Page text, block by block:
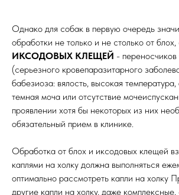
Однако для собак в первую очередь
обработки не только и не столько от блох,
ИКСОДОВЫХ КЛЕЩЕЙ -
(серьезного кровепаразитарного
бабезиоза: вялость, высокая температура,
темная моча или отсутствие
проявлении хотя бы некоторых из них
обязательный прием в клинике.
Обработка от блох и иксодовых клещей
каплями на холку должна выполняться
оптимально рассмотреть капли на холку
другие капли на холку, даже комплексные,